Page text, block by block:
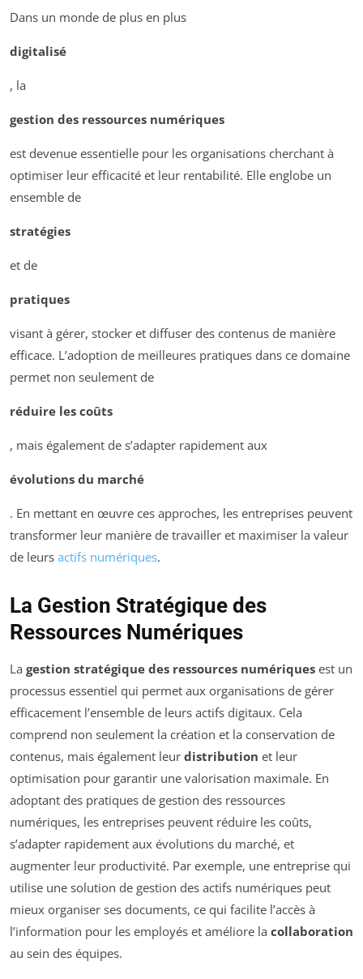
Dans un monde de plus en plus
digitalisé
, la
gestion des ressources numériques
est devenue essentielle pour les organisations cherchant à
optimiser leur efficacité et leur rentabilité. Elle englobe un
ensemble de
stratégies
et de
pratiques
visant à gérer, stocker et diffuser des contenus de manière
efficace. L’adoption de meilleures pratiques dans ce domaine
permet non seulement de
réduire les coûts
, mais également de s’adapter rapidement aux
évolutions du marché
. En mettant en œuvre ces approches, les entreprises peuvent
transformer leur manière de travailler et maximiser la valeur
de leurs actifs numériques.
La Gestion Stratégique des
Ressources Numériques
La gestion stratégique des ressources numériques est un
processus essentiel qui permet aux organisations de gérer
efficacement l’ensemble de leurs actifs digitaux. Cela
comprend non seulement la création et la conservation de
contenus, mais également leur distribution et leur
optimisation pour garantir une valorisation maximale. En
adoptant des pratiques de gestion des ressources
numériques, les entreprises peuvent réduire les coûts,
s’adapter rapidement aux évolutions du marché, et
augmenter leur productivité. Par exemple, une entreprise qui
utilise une solution de gestion des actifs numériques peut
mieux organiser ses documents, ce qui facilite l’accès à
l’information pour les employés et améliore la collaboration
au sein des équipes.